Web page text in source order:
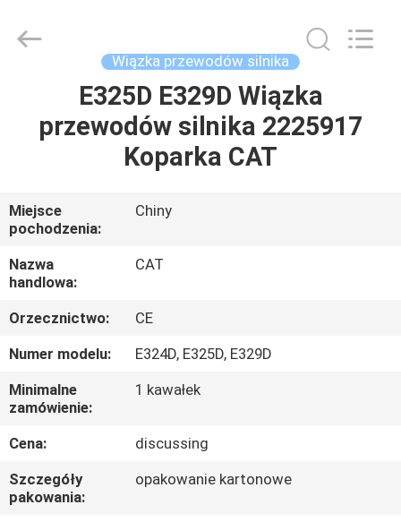
PRODUKTY
O
NAS
WYCIECZKA
PO
FABRYCE
KONTROLA
JAKOŚCI
SKONTAKTUJ
Management
Services
Wiązka przewodów silnika
E325D E329D Wiązka
przewodów silnika 2225917
Koparka CAT
Miejsce
pochodzenia:
Chiny
Nazwa
handlowa:
CAT
Orzecznictwo:
CE
Numer modelu:
E324D, E325D, E329D
Minimalne
zamówienie:
1 kawałek
Cena:
discussing
Szczegóły
pakowania:
opakowanie kartonowe